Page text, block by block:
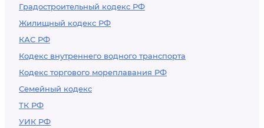
Градостроительный кодекс РФ
Жилищный кодекс РФ
КАС РФ
Кодекс внутреннего водного транспорта
Кодекс торгового мореплавания РФ
Семейный кодекс
ТК РФ
УИК РФ